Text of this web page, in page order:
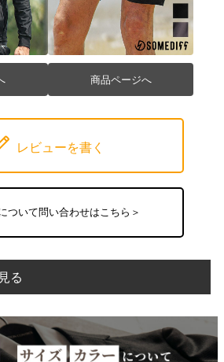
商品ページへ
レビューを書く
ついて問い合わせはこちら＞
る